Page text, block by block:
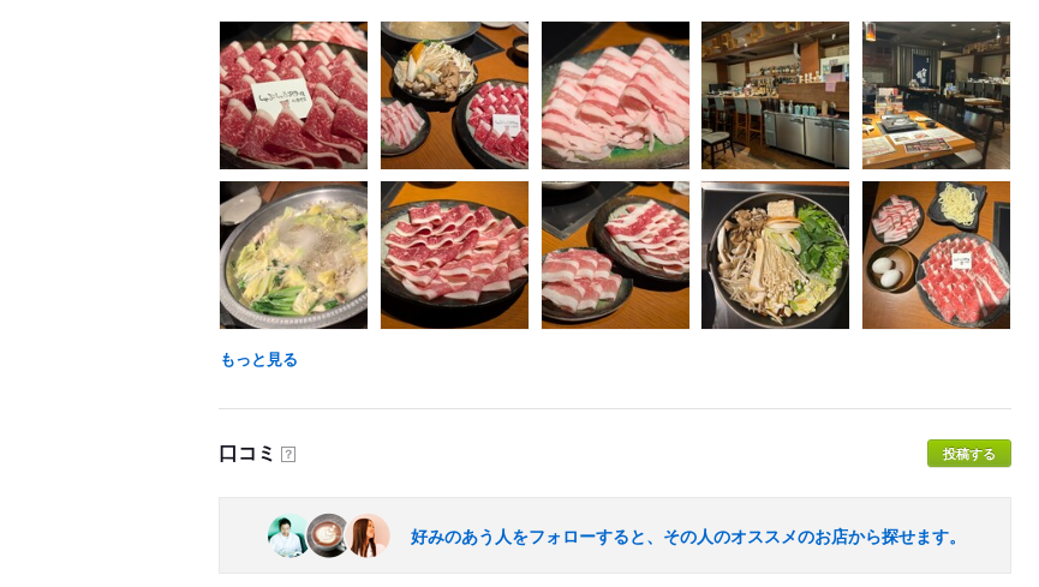
もっと見る
口コミ ？ 投稿する
好みのあう人をフォローすると、その人のオススメのお店から探せます。